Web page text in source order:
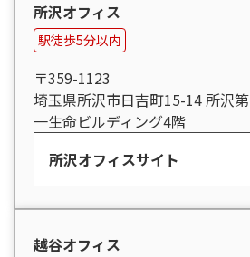
所沢オフィス
駅徒歩5分以内
〒359-1123
埼玉県所沢市日吉町15-14 所沢第
一生命ビルディング4階
所沢オフィスサイト
越谷オフィス